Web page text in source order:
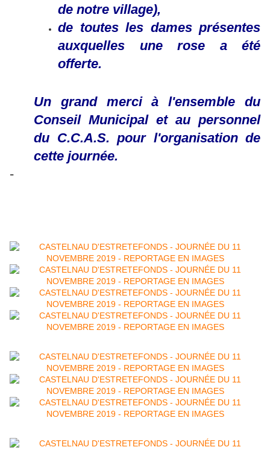
de notre village),
de toutes les dames présentes
auxquelles une rose a été
offerte.
Un grand merci à l'ensemble du
Conseil Municipal et au personnel
du C.C.A.S. pour l'organisation de
cette journée.
-